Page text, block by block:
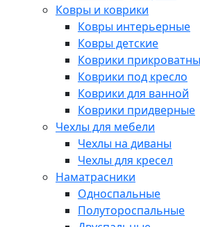
Ковры и коврики
Ковры интерьерные
Ковры детские
Коврики
Коврики под кресло
Коврики для ванной
Коврики придверные
Чехлы для мебели
Чехлы на диваны
Чехлы для кресел
Наматрасники
Односпальные
Полутороспальные